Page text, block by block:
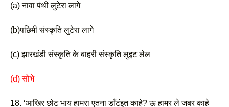
(a) नावा पंथी लुटेरा लागे
(b)पछिमी संस्कृति लुटेरा लागे
(c) झारखंडी संस्कृति के बाहरी संस्कृति लुइट लेल
(d) सोभे
18. ‘आखिर छोट भाय हामरा एतना डाँटंइत काहे? ऊ हामर ले जबर काहे